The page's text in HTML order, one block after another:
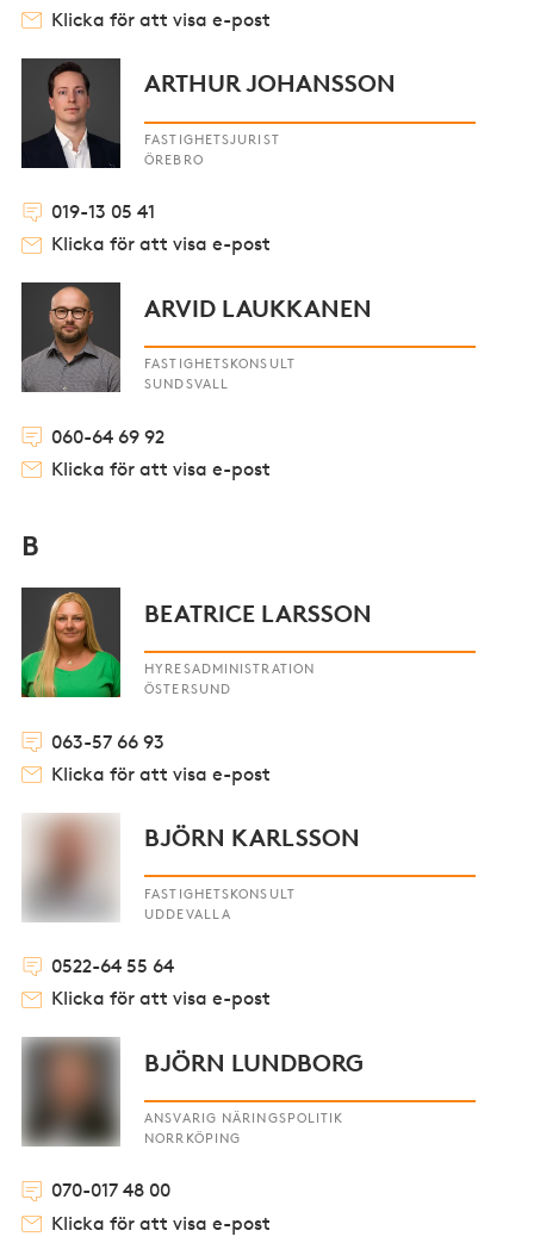
Klicka för att visa e-post
ARTHUR JOHANSSON
FASTIGHETSJURIST
ÖREBRO
019-13 05 41
Klicka för att visa e-post
ARVID LAUKKANEN
FASTIGHETSKONSULT
SUNDSVALL
060-64 69 92
Klicka för att visa e-post
B
BEATRICE LARSSON
HYRESADMINISTRATION
ÖSTERSUND
063-57 66 93
Klicka för att visa e-post
BJÖRN KARLSSON
FASTIGHETSKONSULT
UDDEVALLA
0522-64 55 64
Klicka för att visa e-post
BJÖRN LUNDBORG
ANSVARIG NÄRINGSPOLITIK
NORRKÖPING
070-017 48 00
Klicka för att visa e-post